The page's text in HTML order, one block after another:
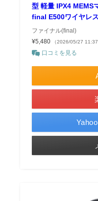
型 軽量 IPX4 MEMS
final E500ワイヤレ
ファイナル(final)
¥5,480
（2026/05/27
口コミを見る